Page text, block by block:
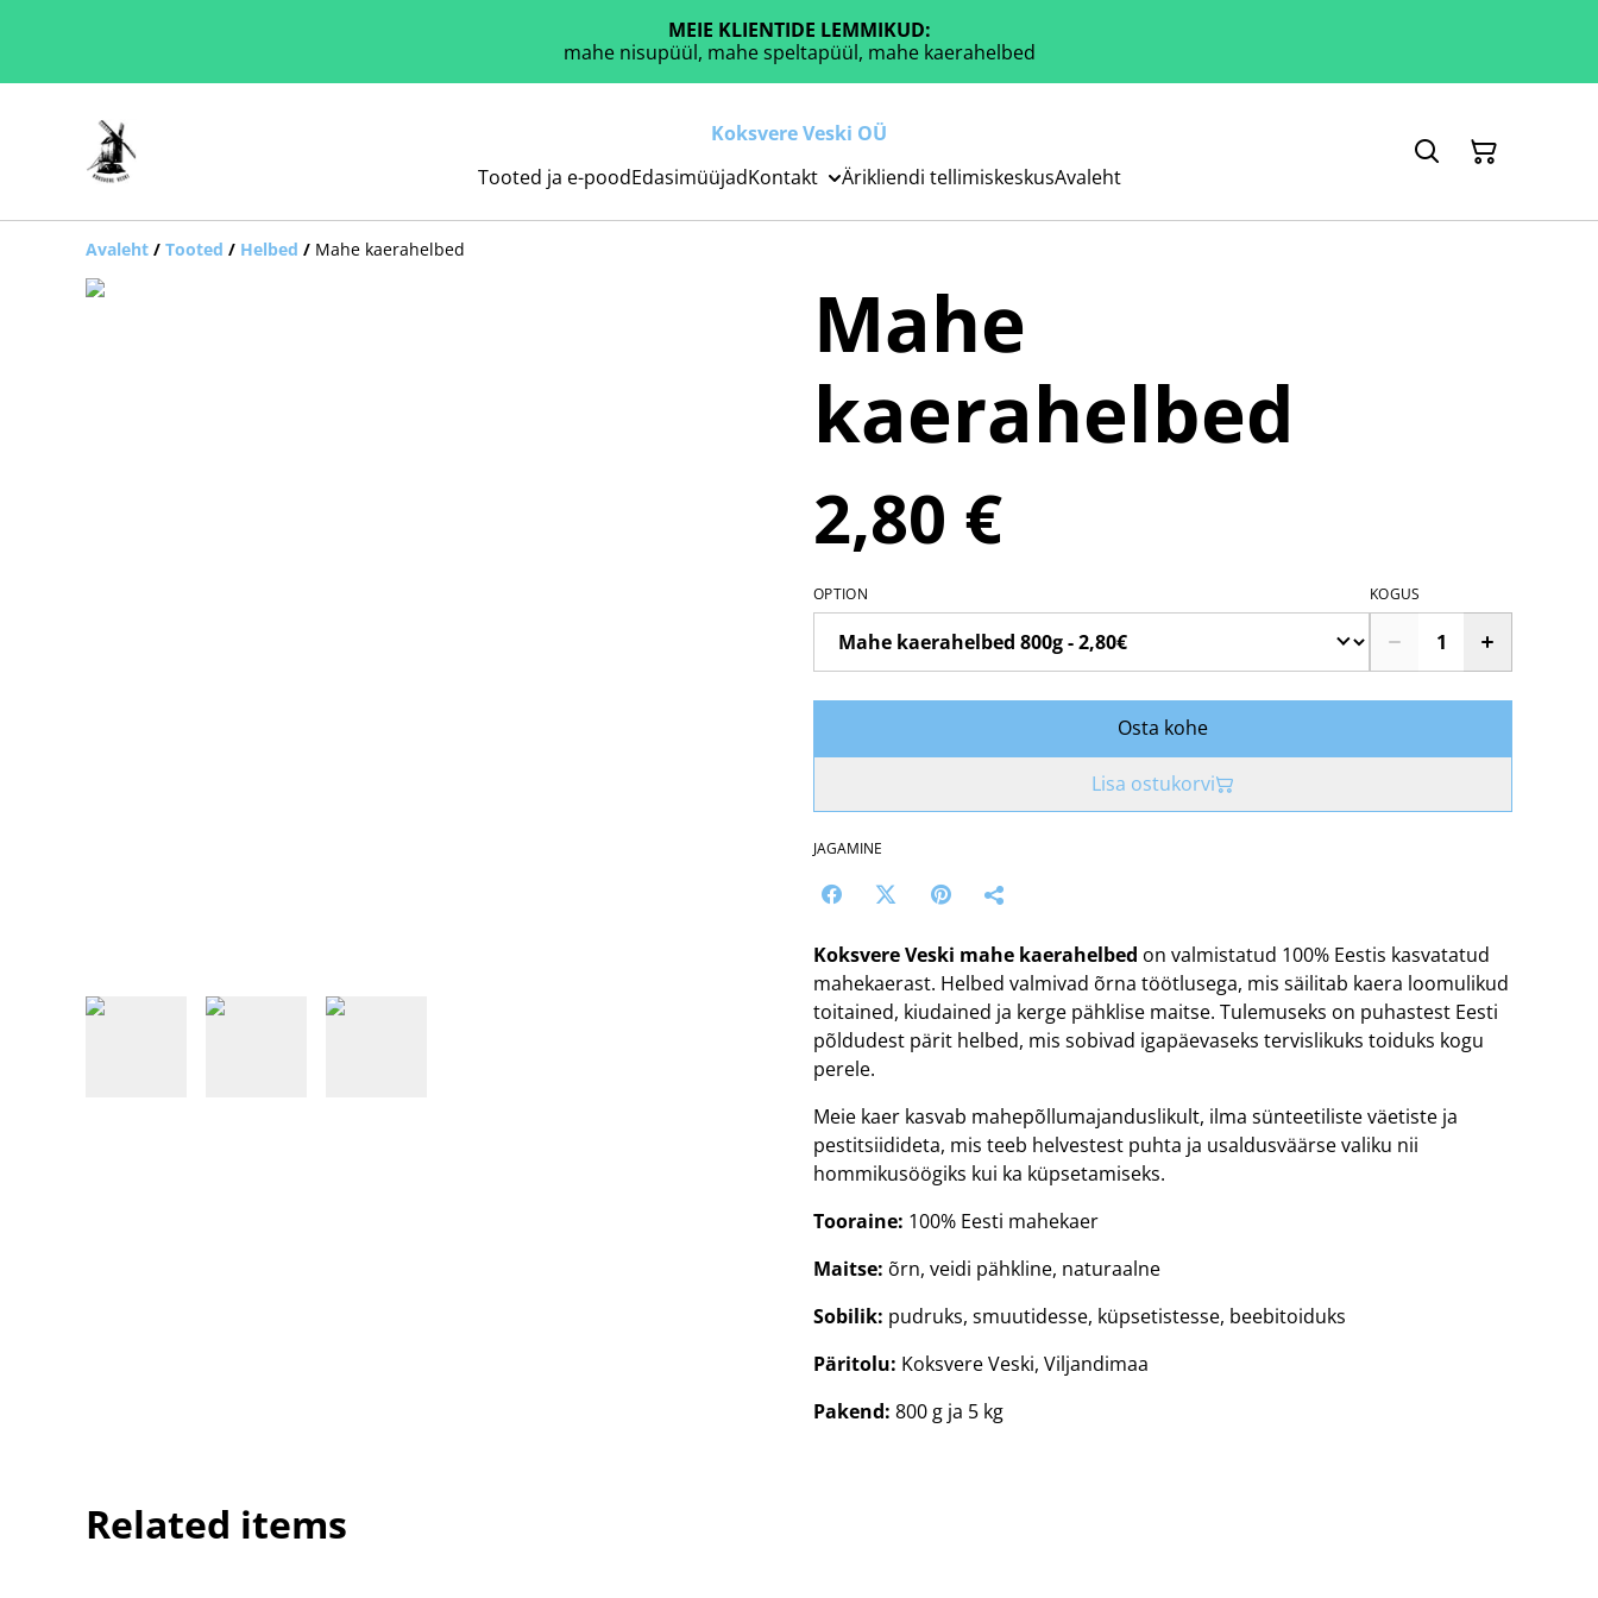
MEIE KLIENTIDE LEMMIKUD:
mahe nisupüül, mahe speltapüül, mahe kaerahelbed
Koksvere Veski OÜ
Tooted ja e-poodEdasimüüjadKontakt Ärikliendi tellimiskeskusAvaleht
Avaleht / Tooted / Helbed / Mahe kaerahelbed
Mahe
kaerahelbed
2,80 €
OPTION KOGUS
Osta kohe
Lisa ostukorvi
JAGAMINE
Koksvere Veski mahe kaerahelbed on valmistatud 100% Eestis kasvatatud
mahekaerast. Helbed valmivad õrna töötlusega, mis säilitab kaera loomulikud
toitained, kiudained ja kerge pähklise maitse. Tulemuseks on puhastest Eesti
põldudest pärit helbed, mis sobivad igapäevaseks tervislikuks toiduks kogu
perele.
Meie kaer kasvab mahepõllumajanduslikult, ilma sünteetiliste väetiste ja
pestitsiidideta, mis teeb helvestest puhta ja usaldusväärse valiku nii
hommikusöögiks kui ka küpsetamiseks.
Tooraine: 100% Eesti mahekaer
Maitse: õrn, veidi pähkline, naturaalne
Sobilik: pudruks, smuutidesse, küpsetistesse, beebitoiduks
Päritolu: Koksvere Veski, Viljandimaa
Pakend: 800 g ja 5 kg
Related items